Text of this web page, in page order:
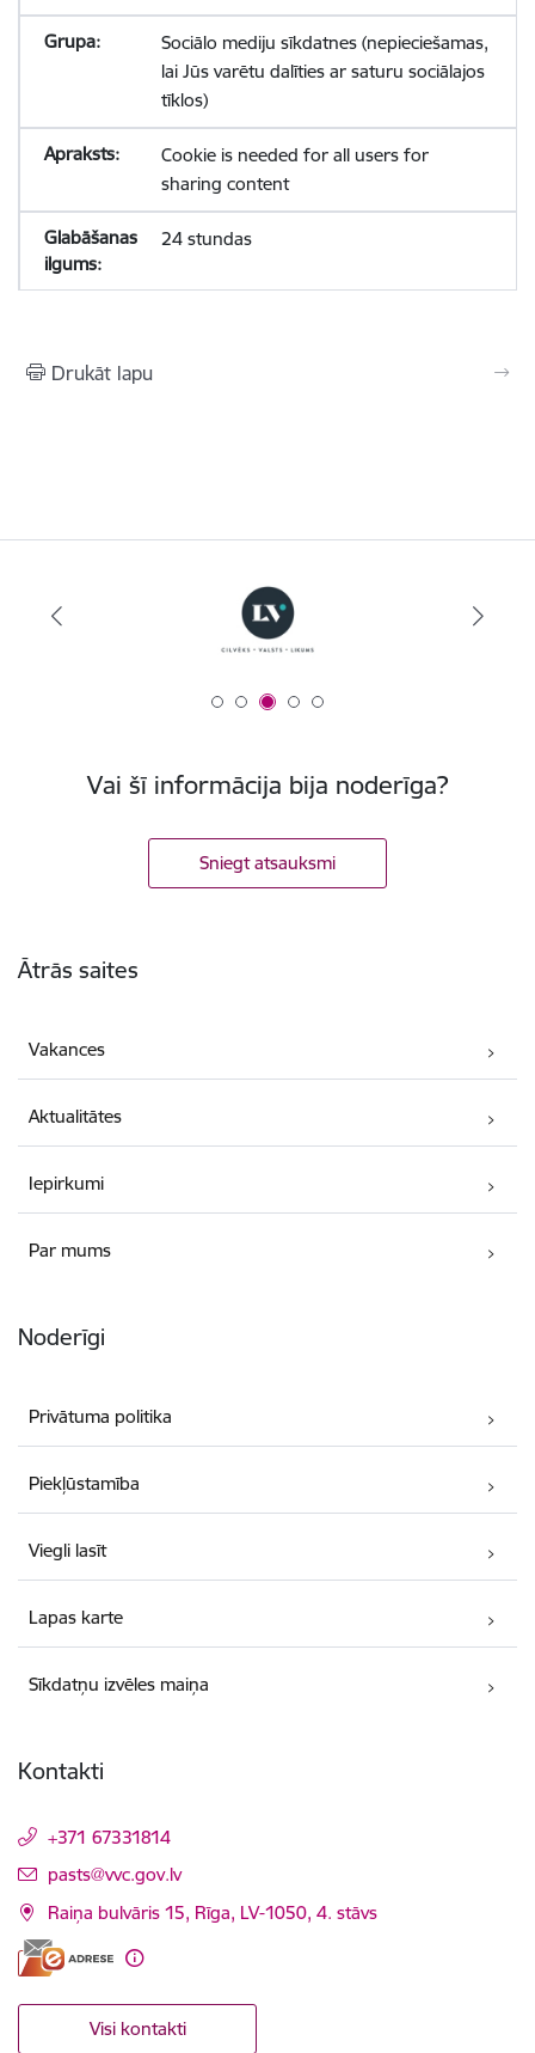
Sociālo mediju sīkdatnes (nepieciešamas,
lai Jūs varētu dalīties ar saturu sociālajos
tīklos)
Cookie is needed for all users for
sharing content
24 stundas
Drukāt lapu
Vai šī informācija bija noderīga?
Sniegt atsauksmi
Ātrās saites
Vakances
Aktualitātes
Iepirkumi
Par mums
Noderīgi
Privātuma politika
Piekļūstamība
Viegli lasīt
Lapas karte
Sīkdatņu izvēles maiņa
Kontakti
+371 67331814
E-pasts:
pasts@vvc.gov.lv
Raiņa bulvāris 15, Rīga, LV-1050, 4. stāvs
Visi kontakti